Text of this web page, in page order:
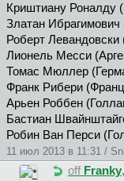
Криштиану Роналду
Златан
Роберт
Лионель Месси
Томас Мюллер
Франк Рибери
Арьен Роббен
Бастиан
Робин Ван Перси
11 июл 2013 в 11:31 /
off Franky